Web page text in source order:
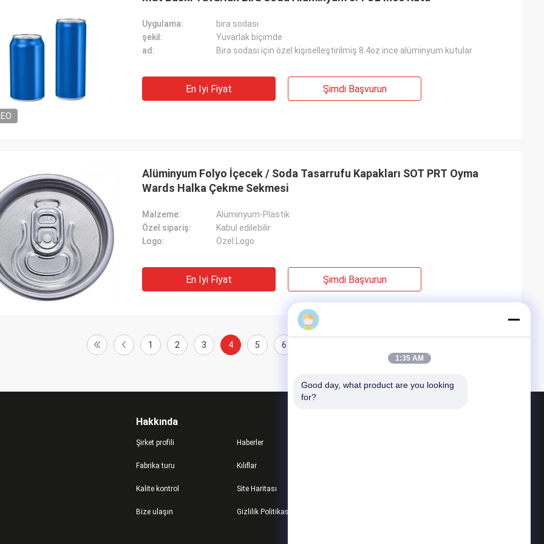
Uygulama:
bira sodası
şekil:
Yuvarlak biçimde
ad:
Bira sodası için özel kişiselleştirilmiş 8.4oz ince alüminyum kutular
En Iyi Fiyat Şimdi Başvurun
Alüminyum Folyo İçecek / Soda Tasarrufu Kapakları SOT PRT Oyma
Wards Halka Çekme Sekmesi
Malzeme:
Alüminyum-Plastik
Özel sipariş:
Kabul edilebilir
Logo:
Özel Logo
En Iyi Fiyat Şimdi Başvurun
1 2 3 4 5 6
Hakkında
Şirket profili
Fabrika turu
Kalite kontrol
Bize ulaşın
Haberler
Kılıflar
Site Haritası
Gizlilik Politikası
1:35 AM
Good day, what product are you looking
for?